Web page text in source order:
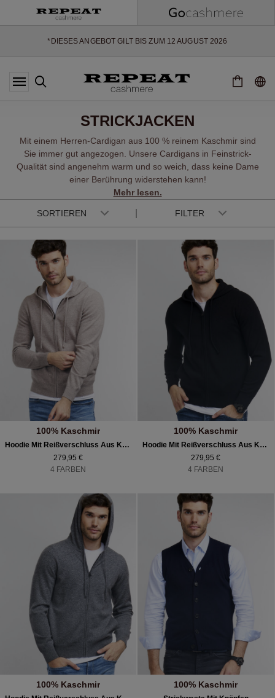
*DIESES ANGEBOT GILT BIS ZUM 12 AUGUST 2026
*GILT NICHT FÜR LIMITED EDITION
*AUSNAHMEN SIND MÖGLICH
SAISON
STRICKJACKEN
Mit einem Herren-Cardigan aus 100 % reinem Kaschmir sind
Sie immer gut angezogen. Unsere Cardigans in Feinstrick-
Qualität sind angenehm warm und so weich, dass keine Dame
einer Berührung widerstehen kann!
Mehr lesen.
SORTIEREN FILTER
100% Kaschmir
Hoodie Mit Reißverschluss Aus Kaschmir
279,95 €
4 FARBEN
100% Kaschmir
Hoodie Mit Reißverschluss Aus Kaschmir
279,95 €
4 FARBEN
100% Kaschmir 100% Kaschmir